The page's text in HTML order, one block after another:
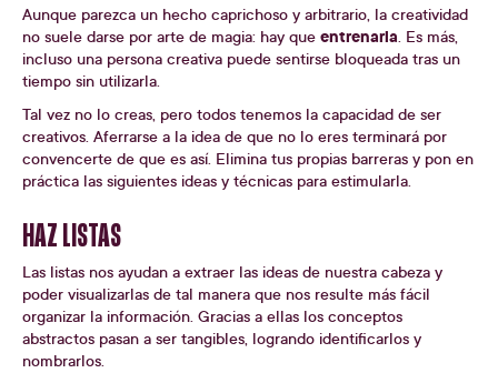
Aunque parezca un hecho caprichoso y arbitrario, la creatividad
no suele darse por arte de magia: hay que entrenarla. Es más,
incluso una persona creativa puede sentirse bloqueada tras un
tiempo sin utilizarla.
Tal vez no lo creas, pero todos tenemos la capacidad de ser
creativos. Aferrarse a la idea de que no lo eres terminará por
convencerte de que es así. Elimina tus propias barreras y pon en
práctica las siguientes ideas y técnicas para estimularla.
HAZ LISTAS
Las listas nos ayudan a extraer las ideas de nuestra cabeza y
poder visualizarlas de tal manera que nos resulte más fácil
organizar la información. Gracias a ellas los conceptos
abstractos pasan a ser tangibles, logrando identificarlos y
nombrarlos.